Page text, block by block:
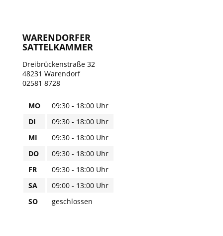
WARENDORFER
SATTELKAMMER
Dreibrückenstraße 32
48231 Warendorf
02581 8728
MO
09:30 - 18:00 Uhr
DI
09:30 - 18:00 Uhr
MI
09:30 - 18:00 Uhr
DO
09:30 - 18:00 Uhr
FR
09:30 - 18:00 Uhr
SA
09:00 - 13:00 Uhr
SO
geschlossen